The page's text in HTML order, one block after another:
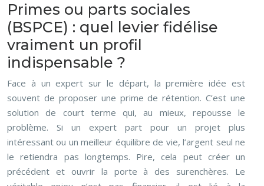
Primes ou parts sociales
(BSPCE) : quel levier fidélise
vraiment un profil
indispensable ?
Face à un expert sur le départ, la première idée est
souvent de proposer une prime de rétention. C’est une
solution de court terme qui, au mieux, repousse le
problème. Si un expert part pour un projet plus
intéressant ou un meilleur équilibre de vie, l’argent seul ne
le retiendra pas longtemps. Pire, cela peut créer un
précédent et ouvrir la porte à des surenchères. Le